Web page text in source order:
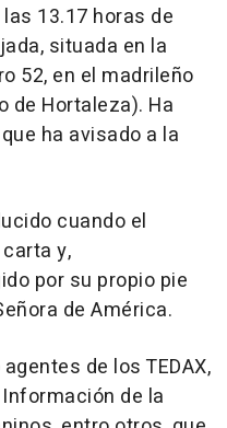
13.17 horas de
situada en la
52, en el madrileño
de Hortaleza). Ha
ha avisado a la
cuando el
y,
por su propio pie
de América.
de los TEDAX,
de la